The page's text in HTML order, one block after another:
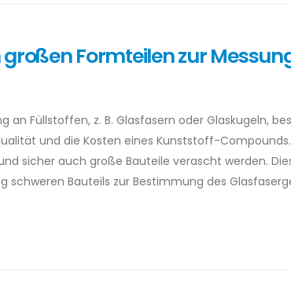
Formteilen zur
an Füllstoffen, z. B. Glasfasern oder Glaskugeln,
und die Kosten eines Kunststoff-Compounds.
sicher auch große Bauteile verascht werden.
schweren Bauteils zur Bestimmung des